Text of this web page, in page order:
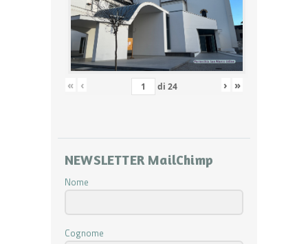
« ‹ di 24 › »
NEWSLETTER MailChimp
Nome
Cognome